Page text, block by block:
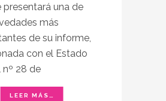
presentará una de
más
de su informe,
con el Estado
nº 28 de